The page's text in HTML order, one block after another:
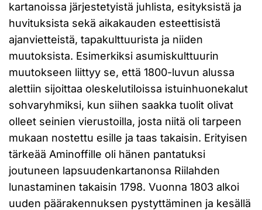
kartanoissa järjestetyistä juhlista, esityksistä ja
huvituksista sekä aikakauden esteettisistä
ajanvietteistä, tapakulttuurista ja niiden
muutoksista. Esimerkiksi asumiskulttuurin
muutokseen liittyy se, että 1800-luvun alussa
alettiin sijoittaa oleskelutiloissa istuinhuonekalut
sohvaryhmiksi, kun siihen saakka tuolit olivat
olleet seinien vierustoilla, josta niitä oli tarpeen
mukaan nostettu esille ja taas takaisin. Erityisen
tärkeää Aminoffille oli hänen pantatuksi
joutuneen lapsuudenkartanonsa Riilahden
lunastaminen takaisin 1798. Vuonna 1803 alkoi
uuden päärakennuksen pystyttäminen ja kesällä